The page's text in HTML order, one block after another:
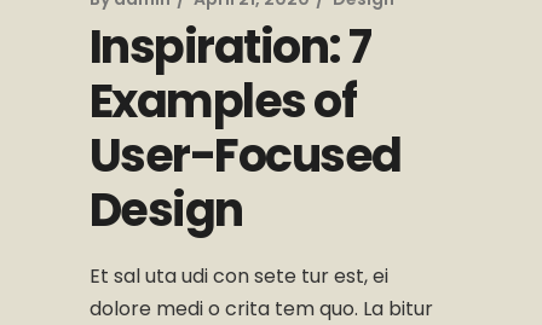
Inspiration: 7
Examples of
User-Focused
Design
Et sal uta udi con sete tur est, ei
dolore medi o crita tem quo. La bitur